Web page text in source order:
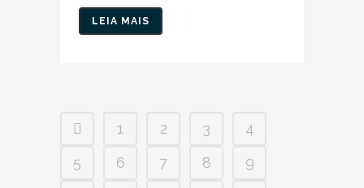
LEIA MAIS
1 2 3
4
5
6 7 8
9